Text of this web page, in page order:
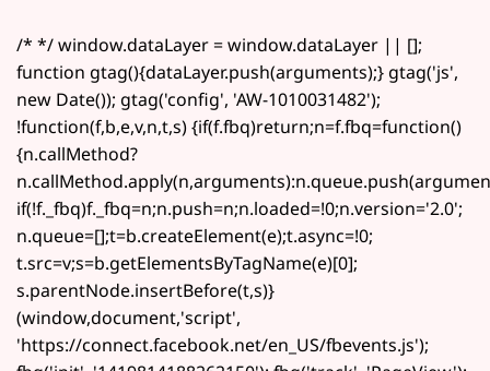
/* */ window.dataLayer = window.dataLayer || [];
function gtag(){dataLayer.push(arguments);} gtag('js',
new Date()); gtag('config', 'AW-1010031482');
!function(f,b,e,v,n,t,s) {if(f.fbq)return;n=f.fbq=function()
{n.callMethod?
if(!f._fbq)f._fbq=n;n.push=n;n.loaded=!0;n.version='2.0';
n.queue=[];t=b.createElement(e);t.async=!0;
t.src=v;s=b.getElementsByTagName(e)[0];
s.parentNode.insertBefore(t,s)}
(window,document,'script',
'https://connect.facebook.net/en_US/fbevents.js');